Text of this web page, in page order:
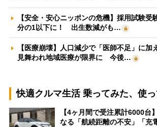
【安全・安心ニッポンの危機】採用試験受
分の1以下に！ 出生数減がも…
【医療崩壊】人口減少で「医師不足」に加
見舞われ地域医療が限界に 今後…
快適クルマ生活 乗ってみた、使
【4ヶ月間で受注累計6000台
なる「航続距離の不安」「充